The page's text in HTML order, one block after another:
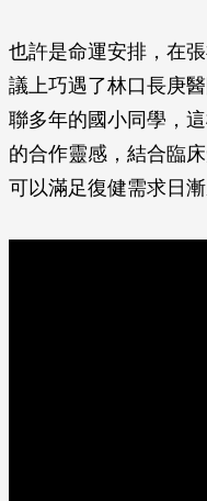
也許是命運安排，在
議上巧遇了林口長庚
聯多年的國小同學，
的合作靈感，結合臨
可以滿足復健需求日漸